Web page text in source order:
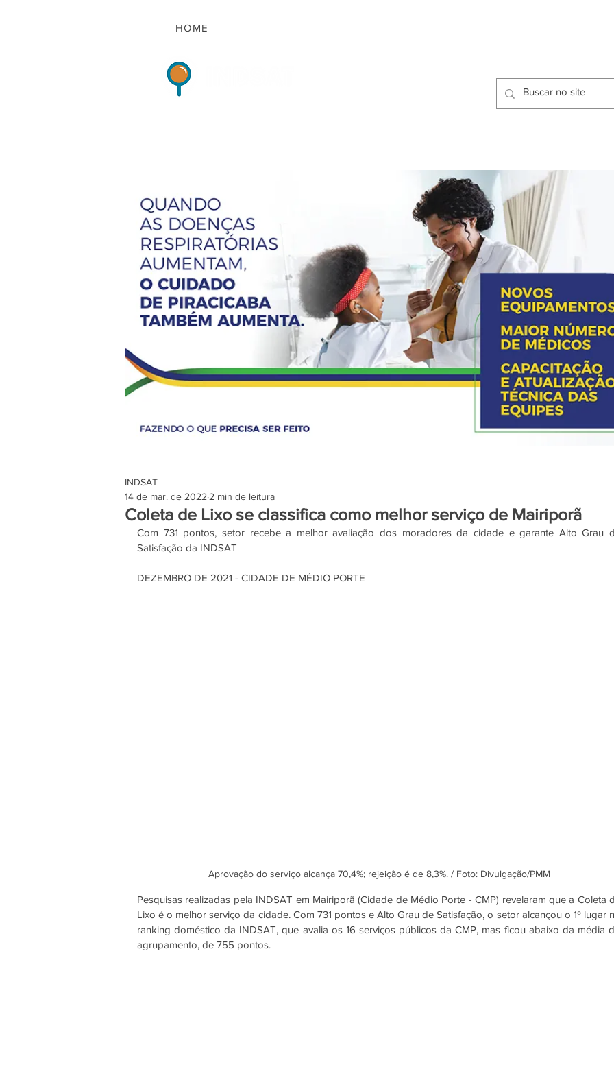
HOME
Coleta de Lixo se classifica como melhor serviço de Mairiporã
INDSAT
14 de mar. de 2022 2 min de leitura
Com 731 pontos, setor recebe a melhor avaliação dos moradores da cidade e garante Alto Grau
Satisfação da INDSAT
DEZEMBRO DE 2021 - CIDADE DE MÉDIO PORTE
Aprovação do serviço alcança 70,4%; rejeição é de 8,3%. / Foto: Divulgação/PMM
Pesquisas realizadas pela INDSAT em Mairiporã (Cidade de Médio Porte - CMP) revelaram que a Coleta
Lixo é o melhor serviço da cidade. Com 731 pontos e Alto Grau de Satisfação, o setor alcançou o 1º lugar
ranking doméstico da INDSAT, que avalia os 16 serviços públicos da CMP, mas ficou abaixo da média
agrupamento, de 755 pontos.